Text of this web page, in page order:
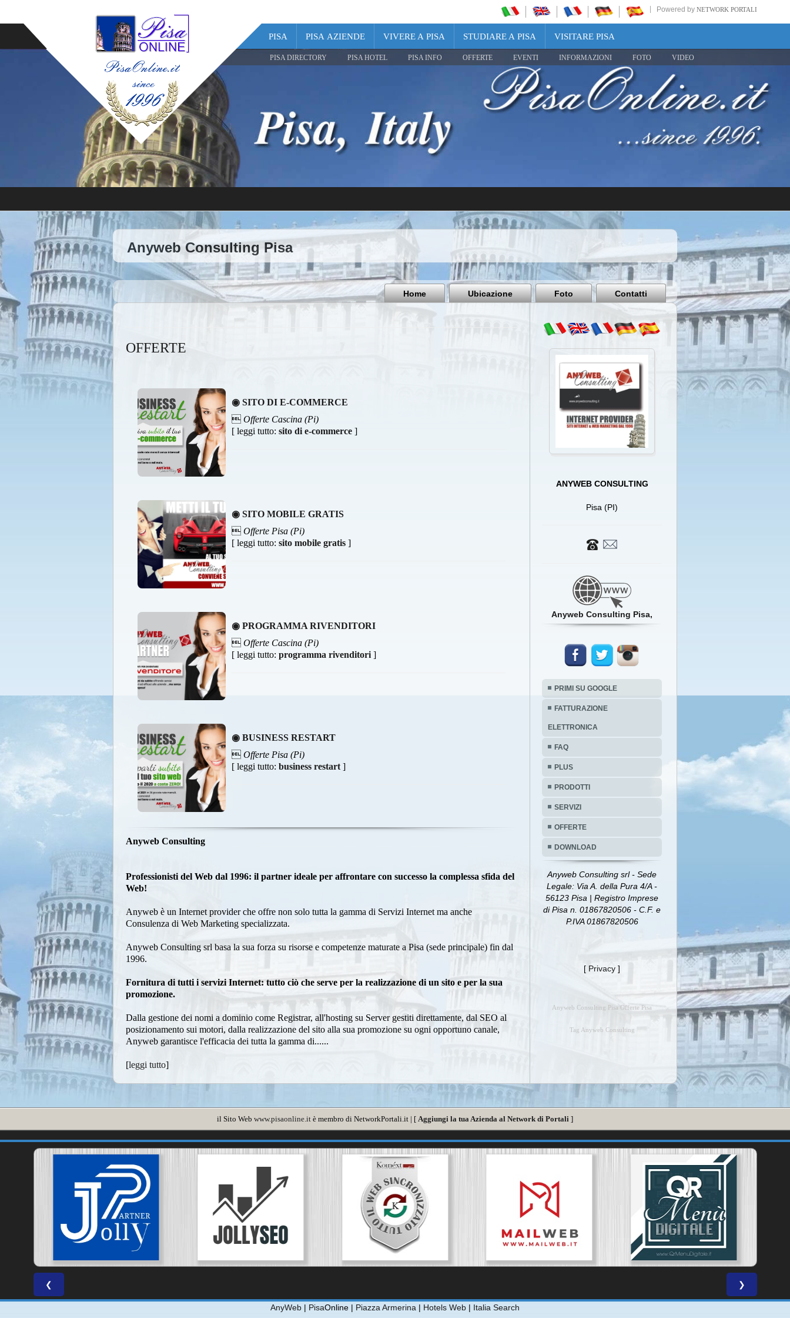
Powered by NETWORK PORTALI
PISA PISA AZIENDE VIVERE A PISA STUDIARE A PISA VISITARE PISA
PISA DIRECTORY PISA HOTEL PISA INFO OFFERTE EVENTI INFORMAZIONI FOTO VIDEO
Share
Pisa
Italy
Anyweb Consulting Pisa
Home Ubicazione Foto Contatti
OFFERTE
◉ SITO DI E-COMMERCE
 Offerte Cascina (Pi)
[ leggi tutto: sito di e-commerce ]
◉ SITO MOBILE GRATIS
 Offerte Pisa (Pi)
[ leggi tutto: sito mobile gratis ]
◉ PROGRAMMA RIVENDITORI
 Offerte Cascina (Pi)
[ leggi tutto: programma rivenditori ]
◉ BUSINESS RESTART
 Offerte Pisa (Pi)
[ leggi tutto: business restart ]
Anyweb Consulting
Professionisti del Web dal 1996: il partner ideale per affrontare con successo la complessa sfida del
Web!
Anyweb è un Internet provider che offre non solo tutta la gamma di Servizi Internet ma anche
Consulenza di Web Marketing specializzata.
Anyweb Consulting srl basa la sua forza su risorse e competenze maturate a Pisa (sede principale) fin dal
1996.
Fornitura di tutti i servizi Internet: tutto ciò che serve per la realizzazione di un sito e per la sua
promozione.
Dalla gestione dei nomi a dominio come Registrar, all'hosting su Server gestiti direttamente, dal SEO al
posizionamento sui motori, dalla realizzazione del sito alla sua promozione su ogni opportuno canale,
Anyweb garantisce l'efficacia dei tutta la gamma di......
[leggi tutto]
ANYWEB CONSULTING
Pisa (PI)
Anyweb Consulting Pisa,
PRIMI SU GOOGLE
FATTURAZIONE
ELETTRONICA
FAQ
PLUS
PRODOTTI
SERVIZI
OFFERTE
DOWNLOAD
Anyweb Consulting srl - Sede
Legale: Via A. della Pura 4/A -
56123 Pisa | Registro Imprese
di Pisa n. 01867820506 - C.F. e
P.IVA 01867820506
[ Privacy ]
Anyweb Consulting Pisa Offerte Pisa
Tag Anyweb Consulting
il Sito Web www.pisaonline.it è membro di NetworkPortali.it | [ Aggiungi la tua Azienda al Network di Portali ]
❮ ❯
AnyWeb | PisaOnline | Piazza Armerina | Hotels Web | Italia Search